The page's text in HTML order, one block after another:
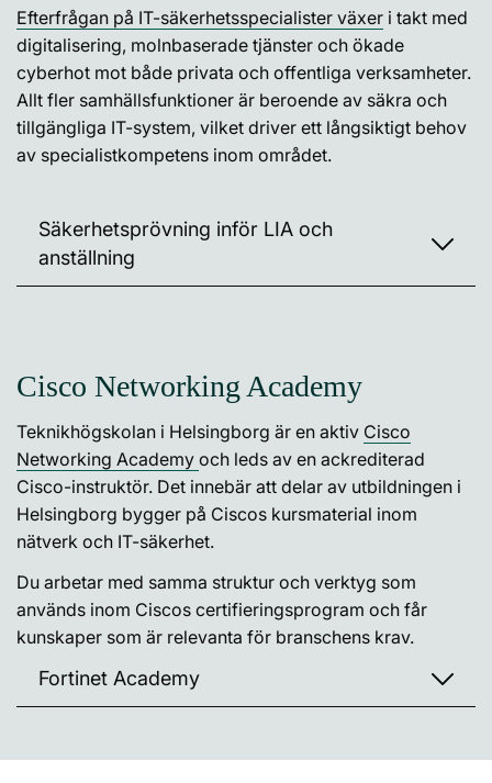
Efterfrågan på IT-säkerhetsspecialister växer i takt med
digitalisering, molnbaserade tjänster och ökade
cyberhot mot både privata och offentliga verksamheter.
Allt fler samhällsfunktioner är beroende av säkra och
tillgängliga IT-system, vilket driver ett långsiktigt behov
av specialistkompetens inom området.
Säkerhetsprövning inför LIA och
anställning
Cisco Networking Academy
Teknikhögskolan i Helsingborg är en aktiv Cisco
Networking Academy och leds av en ackrediterad
Cisco-instruktör. Det innebär att delar av utbildningen i
Helsingborg bygger på Ciscos kursmaterial inom
nätverk och IT-säkerhet.
Du arbetar med samma struktur och verktyg som
används inom Ciscos certifieringsprogram och får
kunskaper som är relevanta för branschens krav.
Fortinet Academy